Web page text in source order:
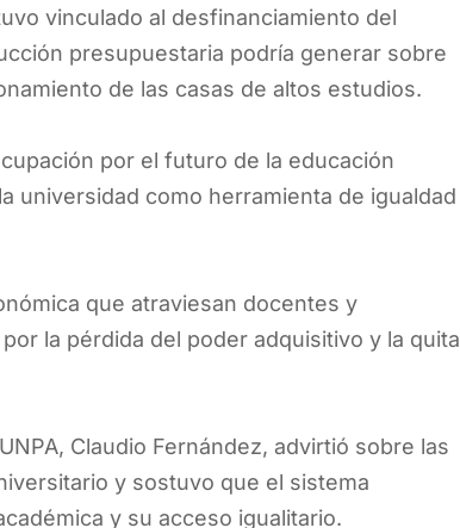
vinculado al desfinanciamiento del
presupuestaria podría generar sobre
de las casas de altos estudios.
por el futuro de la educación
universidad como herramienta de igualdad
que atraviesan docentes y
la pérdida del poder adquisitivo y la quita
Claudio Fernández, advirtió sobre las
y sostuvo que el sistema
y su acceso igualitario.